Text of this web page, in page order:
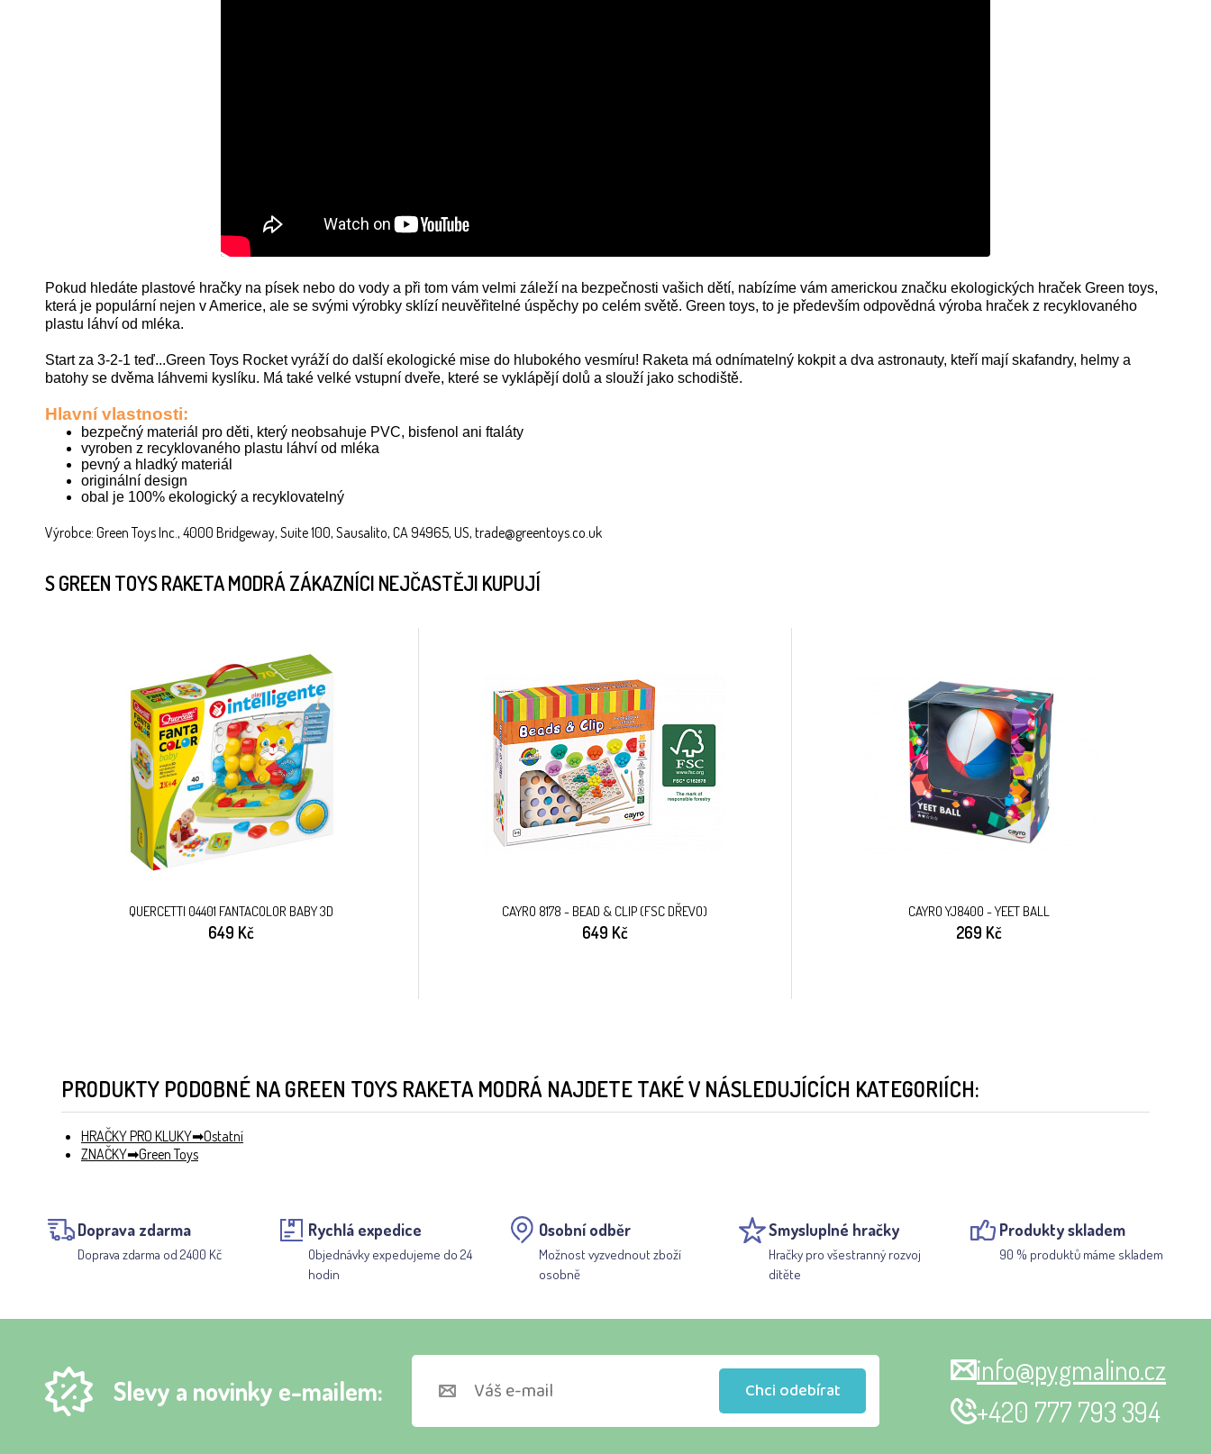
Pokud hledáte plastové hračky na písek nebo do vody a při tom vám velmi záleží na bezpečnosti vašich dětí, nabízíme vám americkou značku ekologických hraček Green toys,
která je populární nejen v Americe, ale se svými výrobky sklízí neuvěřitelné úspěchy po celém světě. Green toys, to je především odpovědná výroba hraček z recyklovaného
plastu láhví od mléka.
Start za 3-2-1 teď...Green Toys Rocket vyráží do další ekologické mise do hlubokého vesmíru! Raketa má odnímatelný kokpit a dva astronauty, kteří mají skafandry, helmy a
batohy se dvěma láhvemi kyslíku. Má také velké vstupní dveře, které se vyklápějí dolů a slouží jako schodiště.
Hlavní vlastnosti:
bezpečný materiál pro děti, který neobsahuje PVC, bisfenol ani ftaláty
vyroben z recyklovaného plastu láhví od mléka
pevný a hladký materiál
originální design
obal je 100% ekologický a recyklovatelný
Výrobce: Green Toys Inc., 4000 Bridgeway, Suite 100, Sausalito, CA 94965, US, trade@greentoys.co.uk
S GREEN TOYS RAKETA MODRÁ ZÁKAZNÍCI NEJČASTĚJI KUPUJÍ
QUERCETTI 04401 FANTACOLOR BABY 3D
649 Kč
CAYRO 8178 - BEAD & CLIP (FSC DŘEVO)
649 Kč
CAYRO YJ8400 - YEET BALL
269 Kč
PRODUKTY PODOBNÉ NA GREEN TOYS RAKETA MODRÁ NAJDETE TAKÉ V NÁSLEDUJÍCÍCH KATEGORIÍCH:
HRAČKY PRO KLUKY
Ostatní
ZNAČKY
Green Toys
Doprava zdarma
Doprava zdarma od 2400 Kč
Rychlá expedice
Objednávky expedujeme do 24
hodin
Osobní odběr
Možnost vyzvednout zboží
osobně
Smysluplné hračky
Hračky pro všestranný rozvoj
dítěte
Produkty skladem
90 % produktů máme skladem
Slevy a novinky e-mailem: Chci odebírat
info@pygmalino.cz
+420 777 793 394